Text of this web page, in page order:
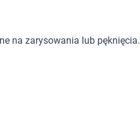
na zarysowania lub pęknięcia.